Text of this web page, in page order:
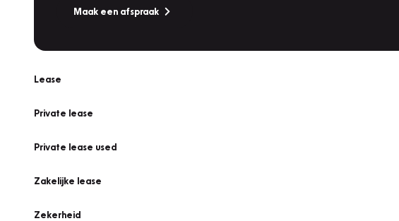
Maak een afspraak
Lease
Private lease
Private lease used
Zakelijke lease
Zekerheid